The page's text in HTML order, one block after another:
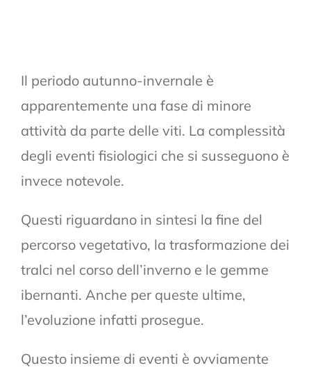
Il periodo autunno-invernale è
apparentemente una fase di minore
attività da parte delle viti. La complessità
degli eventi fisiologici che si susseguono è
invece notevole.
Questi riguardano in sintesi la fine del
percorso vegetativo, la trasformazione dei
tralci nel corso dell’inverno e le gemme
ibernanti. Anche per queste ultime,
l’evoluzione infatti prosegue.
Questo insieme di eventi è ovviamente